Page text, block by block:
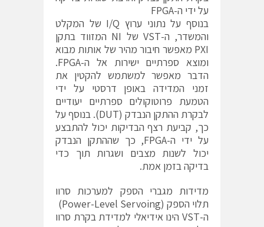
על ידי ה-FPGA
בנוסף על נתוני ערוץ I/Q של המקלט
והמשדר, ה-VST של NI המזווד בתקן
PXI מאפשר חיבור מהיר של אותות מבוא
ומוצא ספרתיים ישירות אל ה-FPGA.
הדבר מאפשר למשתמש להקטין את
זמני המדידה באופן דרסטי על ידי
הטמעת פרוטוקולים ספרתיים יעודיים
לבקרת ההתקן הנבדק (DUT). בנוסף על
כך, קביעת רצף הבדיקות יכול להתבצע
על ידי ה-FPGA, כך שההתקן הנבדק
יכול לשנות מצבים ושגרות תוך כדי
בדיקה בזמן אמת.
מדידות מגברי הספק למערכות סרוו
תלוי הספק (Power-Level Servoing)
ה-VST הינו אידיאלי למדידת בקרת סרוו